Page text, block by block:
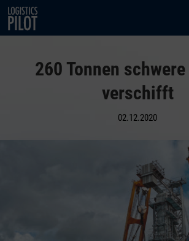
Dialog
window
260 Tonnen
verschifft
02.12.2020